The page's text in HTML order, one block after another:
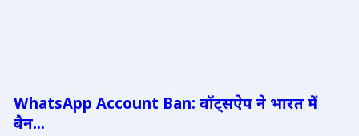
WhatsApp Account Ban: वॉट्सऐप ने भारत में
बैन...